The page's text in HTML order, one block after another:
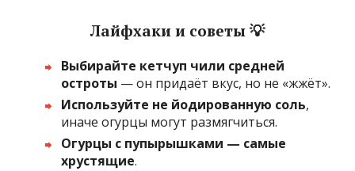
Лайфхаки и советы 💡
Выбирайте кетчуп чили средней
остроты — он придаёт вкус, но не «жжёт».
Используйте не йодированную соль,
иначе огурцы могут размягчиться.
Огурцы с пупырышками — самые
хрустящие.